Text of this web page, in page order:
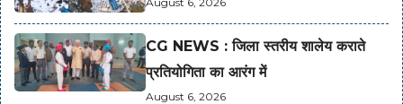
CG NEWS : जिला स्तरीय शालेय कराते
प्रतियोगिता का आरंग में
August 6, 2026